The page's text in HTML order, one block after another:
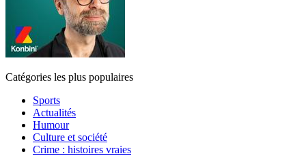
Catégories les plus populaires
Sports
Actualités
Humour
Culture et société
Crime : histoires vraies